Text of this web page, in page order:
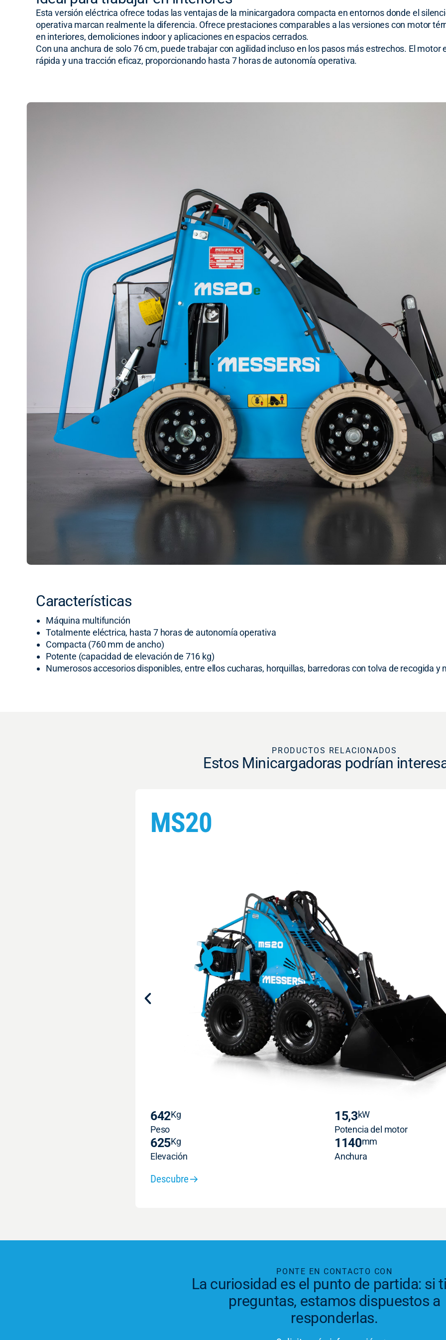
Esta versión eléctrica ofrece todas las ventajas de la minicargadora compacta en entornos donde el
operativa marcan realmente la diferencia. Ofrece prestaciones comparables a las versiones con motor
en interiores, demoliciones indoor y aplicaciones en espacios cerrados.
Con una anchura de solo 76 cm, puede trabajar con agilidad incluso en los pasos más estrechos. El
rápida y una tracción eficaz, proporcionando hasta 7 horas de autonomía operativa.
Características
Máquina multifunción
Totalmente eléctrica, hasta 7 horas de autonomía operativa
Compacta (760 mm de ancho)
Potente (capacidad de elevación de 716 kg)
Numerosos accesorios disponibles, entre ellos cucharas, horquillas, barredoras con tolva de recogida y
PRODUCTOS RELACIONADOS
Estos Minicargadoras podrían
MS20
642Kg
Peso
15,3kW
Potencia del motor
625Kg
Elevación
1140mm
Anchura
Descubre
PONTE EN CONTACTO CON
La curiosidad es el punto de partida: si
preguntas, estamos dispuestos a
responderlas.